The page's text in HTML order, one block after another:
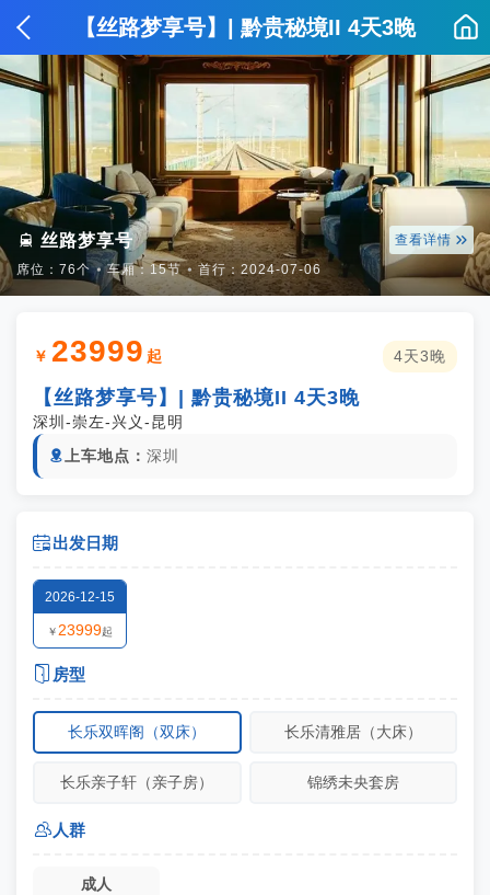
【丝路梦享号】| 黔贵秘境II 4天3晚
 丝路梦享号 查看详情 
席位：76个 ⦁ 车厢：15节 ⦁ 首行：2024-07-06
￥ 23999 起 4天3晚
【丝路梦享号】| 黔贵秘境II 4天3晚
深圳-崇左-兴义-昆明
 上车地点： 深圳
出发日期
2026-12-15
￥ 23999起
 房型
长乐双晖阁（双床） 长乐清雅居（大床）
长乐亲子轩（亲子房） 锦绣未央套房
 人群
成人